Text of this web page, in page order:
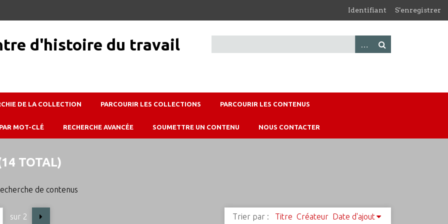
Identifiant S'enregistrer
DE LA COLLECTION PARCOURIR LES COLLECTIONS PARCOURIR LES CONTENUS
MOT-CLÉ RECHERCHE AVANCÉE SOUMETTRE UN CONTENU NOUS CONTACTER
TOTAL)
de contenus
sur 2 Trier par : Titre Créateur Date d'ajout